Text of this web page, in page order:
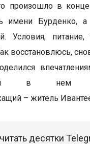
произошло в конце
имени Бурденко,
Условия, питание,
восстановлюсь,
в нем
– житель
десятки